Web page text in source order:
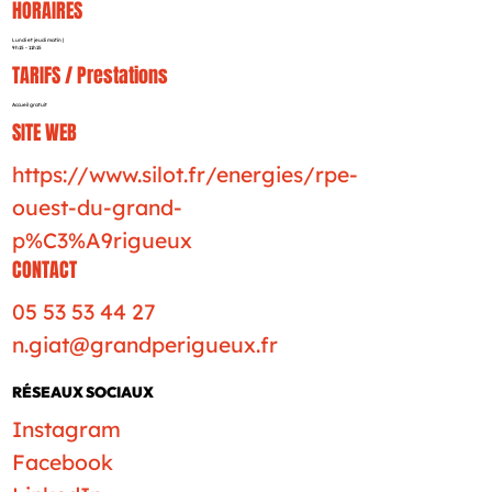
HORAIRES
Lundi et jeudi matin |
9h15 - 11h15
TARIFS / Prestations
Accueil gratuit
SITE WEB
https://www.silot.fr/energies/rpe-
ouest-du-grand-
p%C3%A9rigueux
CONTACT
05 53 53 44 27
n.giat@grandperigueux.fr
RÉSEAUX SOCIAUX
Instagram
Facebook